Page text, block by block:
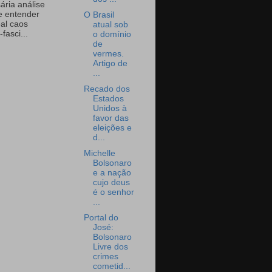
análise
entender
caos
O Brasil
atual sob
o domínio
de
vermes.
Artigo de
Recado dos
Estados
Unidos à
favor das
eleições e
d...
Michelle
Bolsonaro
e a nação
cujo deus
é o senhor
...
Portal do
José:
Bolsonaro
Livre dos
crimes
cometid...